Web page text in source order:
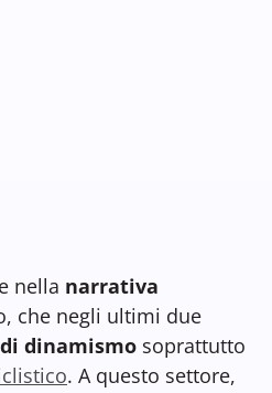
nella narrativa
che negli ultimi due
dinamismo soprattutto
. A questo settore,